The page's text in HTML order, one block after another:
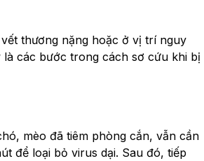
thương nặng hoặc ở vị trí nguy
các bước trong cách sơ cứu khi bị
mèo đã tiêm phòng cắn, vẫn cần
để loại bỏ virus dại. Sau đó, tiếp